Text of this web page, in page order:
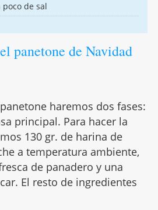
de sal
panetone de Navidad
haremos dos fases:
principal. Para hacer la
130 gr. de harina de
a temperatura ambiente,
de panadero y una
El resto de ingredientes